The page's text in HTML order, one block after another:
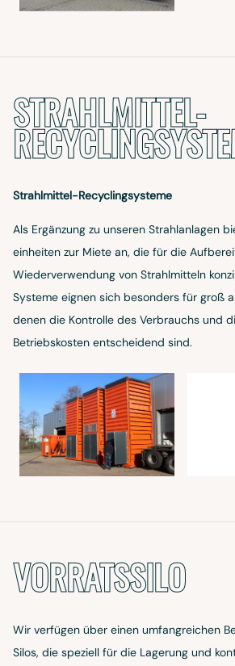
STRAHLMITTEL-
Strahlmittel-Recyclingsysteme
Als Ergänzung zu unseren Strahlanlagen
einheiten zur Miete an, die für die
Wiederverwendung von Strahlmitteln
Systeme eignen sich besonders für groß
denen die Kontrolle des Verbrauchs und
Betriebskosten entscheidend sind.
VORRATSSILO
Wir verfügen über einen umfangreichen
Silos, die speziell für die Lagerung und